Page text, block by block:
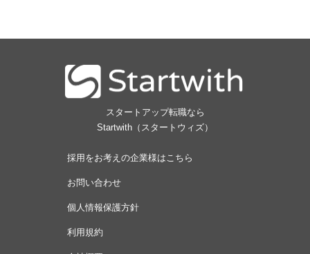
スタートアップ転職なら
Startwith（スタートウィズ）
採用をお考えの企業様はこちら
お問い合わせ
個人情報保護方針
利用規約